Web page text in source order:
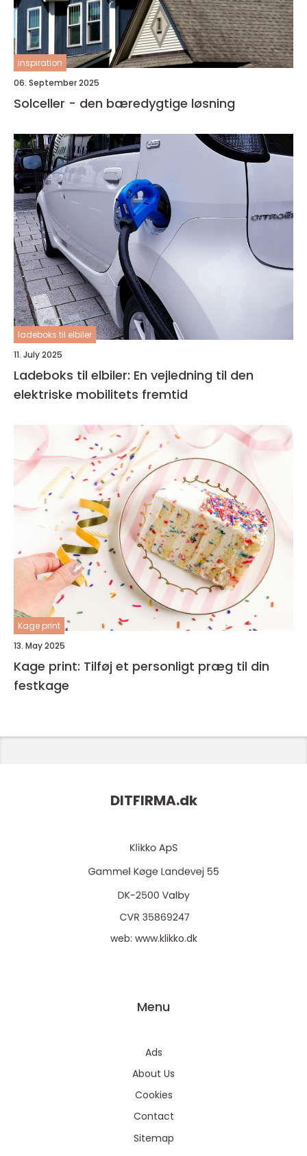
inspiration
06. September 2025
Solceller - den bæredygtige løsning
ladeboks til elbiler
11. July 2025
Ladeboks til elbiler: En vejledning til den
elektriske mobilitets fremtid
Kage print
13. May 2025
Kage print: Tilføj et personligt præg til din
festkage
DITFIRMA.dk
web: www.klikko.dk
Menu
Ads
About Us
Cookies
Contact
Sitemap